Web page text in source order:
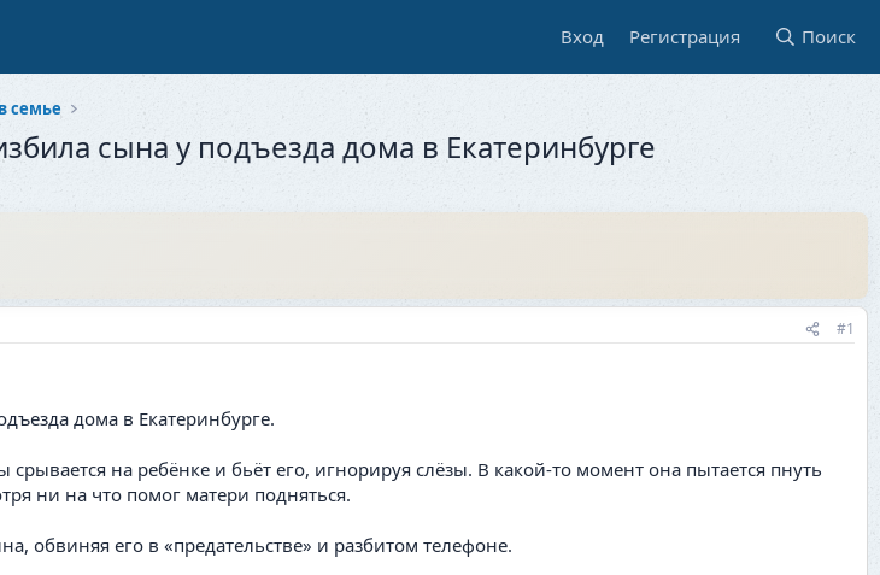
Вход Регистрация Поиск
семье
сына у подъезда дома в Екатеринбурге
#1
дома в Екатеринбурге.
на ребёнке и бьёт его, игнорируя слёзы. В какой-то момент она пытается пнуть
ни на что помог матери подняться.
обвиняя его в «предательстве» и разбитом телефоне.